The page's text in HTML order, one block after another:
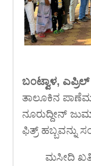
ಬಂಟ್ವಾಳ,
ತಾಲೂಕಿನ
ನೂರುದ್ದೀನ್
ಫಿತ್ರ್
ಮಸೀದಿ